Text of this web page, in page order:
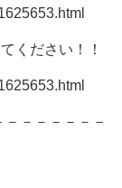
ださい！！
－－－－－－